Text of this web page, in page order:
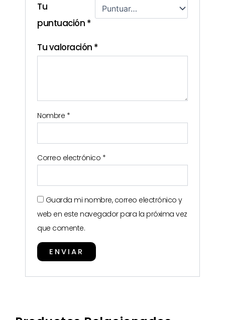
Tu
puntuación *
Tu valoración *
Nombre *
Correo electrónico *
Guarda mi nombre, correo electrónico y
web en este navegador para la próxima vez
que comente.